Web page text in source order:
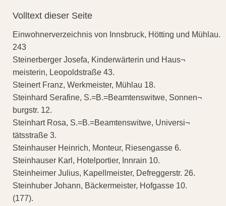
Volltext dieser Seite
Einwohnerverzeichnis von Innsbruck, Hötting und Mühlau.
243
Steinerberger Josefa, Kinderwärterin und Haus¬
meisterin, Leopoldstraße 43.
Steinert Franz, Werkmeister, Mühlau 18.
Steinhard Serafine, S.=B.=Beamtenswitwe, Sonnen¬
burgstr. 12.
Steinhart Rosa, S.=B.=Beamtenswitwe, Universi¬
tätsstraße 3.
Steinhauser Heinrich, Monteur, Riesengasse 6.
Steinhauser Karl, Hotelportier, Innrain 10.
Steinheimer Julius, Kapellmeister, Defreggerstr. 26.
Steinhuber Johann, Bäckermeister, Hofgasse 10.
(177).